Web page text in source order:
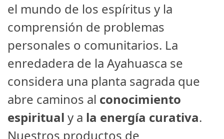
el mundo de los espíritus y la
comprensión de problemas
personales o comunitarios. La
enredadera de la Ayahuasca se
considera una planta sagrada que
abre caminos al conocimiento
espiritual y a la energía curativa.
Nuestros productos de